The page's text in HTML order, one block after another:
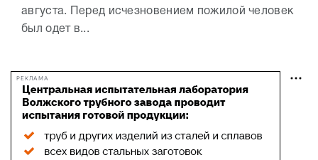
августа. Перед исчезновением пожилой человек
был одет в...
РЕКЛАМА